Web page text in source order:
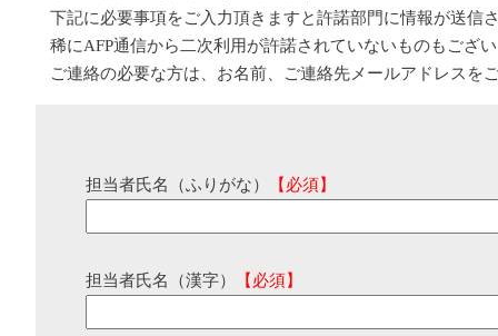
下記に必要事項をご入力頂きますと許諾部門に情報が送信
稀にAFP通信から二次利用が許諾されていないものもござ
ご連絡の必要な方は、お名前、ご連絡先メールアドレスを
担当者氏名（ふりがな） 【必須】
担当者氏名（漢字） 【必須】